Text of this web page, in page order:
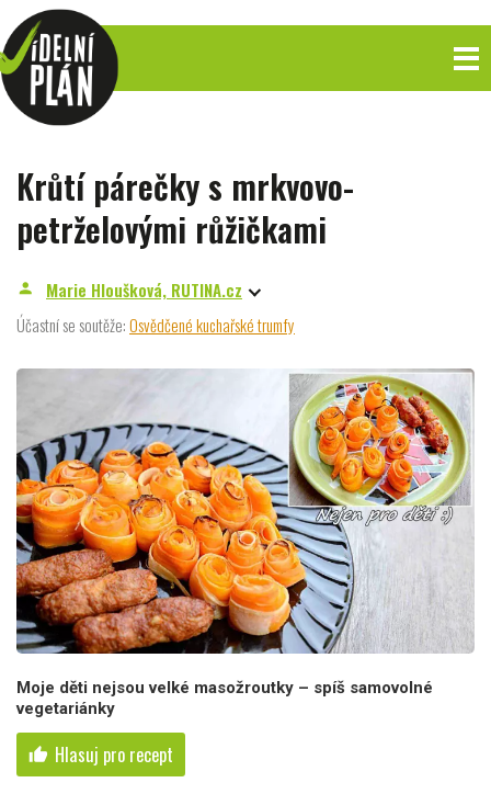
Krůtí párečky s mrkvovo-
petrželovými růžičkami
person
Marie Hloušková, RUTINA.cz
Účastní se soutěže:Osvědčené kuchařské trumfy
Moje děti nejsou velké masožroutky – spíš samovolné
vegetariánky
thumb_up Hlasuj pro recept